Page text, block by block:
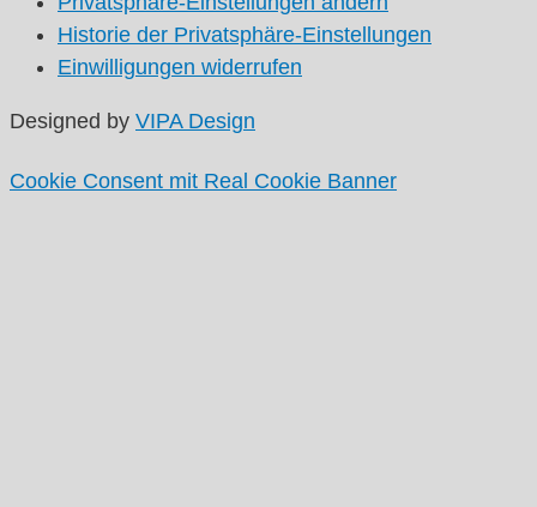
Historie der Privatsphäre-Einstellungen
Einwilligungen widerrufen
Designed by VIPA Design
Cookie Consent mit Real Cookie Banner